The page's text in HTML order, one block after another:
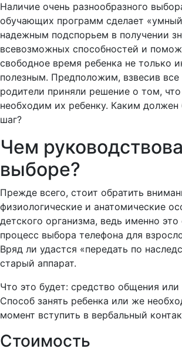
Наличие очень разнообразного
обучающих программ сделает
надежным подспорьем в получении
всевозможных способностей и
свободное время ребенка не только
полезным. Предположим, взвесив все
родители приняли решение о том,
необходим их ребенку. Каким
шаг?
Чем
выборе?
Прежде всего, стоит обратить
физиологические и анатомические
детского организма, ведь именно это
процесс выбора телефона для
Вряд ли удастся «передать по
старый аппарат.
Что это будет: средство общения или
Способ занять ребенка или же
момент вступить в вербальный
Стоимость